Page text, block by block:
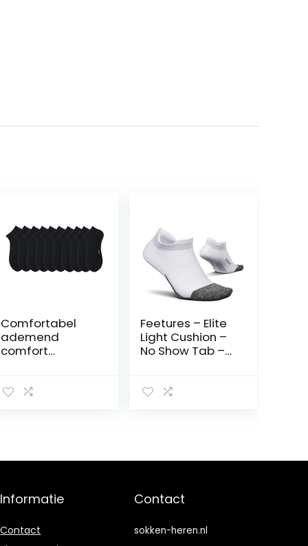
Comfortabel
ademend
comfort
zomer mesh
buis werk katoen
Feetures – Elite
Light Cushion –
No Show Tab –
and Women
Informatie
Contact
Contact
sokken-heren.nl